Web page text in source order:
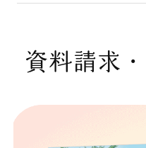
資料請求